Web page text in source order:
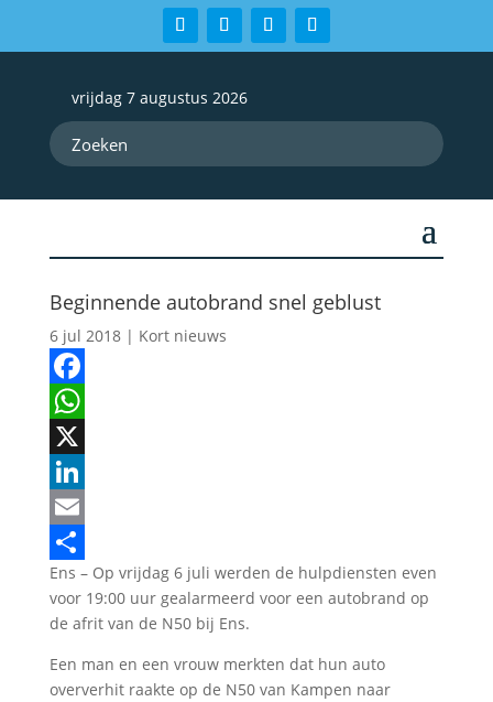
vrijdag 7 augustus 2026
Beginnende autobrand snel geblust
6 jul 2018| Kort nieuws
Facebook
WhatsApp
X
LinkedIn
Email
Delen
Ens – Op vrijdag 6 juli werden de hulpdiensten even
voor 19:00 uur gealarmeerd voor een autobrand op
de afrit van de N50 bij Ens.
Een man en een vrouw merkten dat hun auto
oververhit raakte op de N50 van Kampen naar